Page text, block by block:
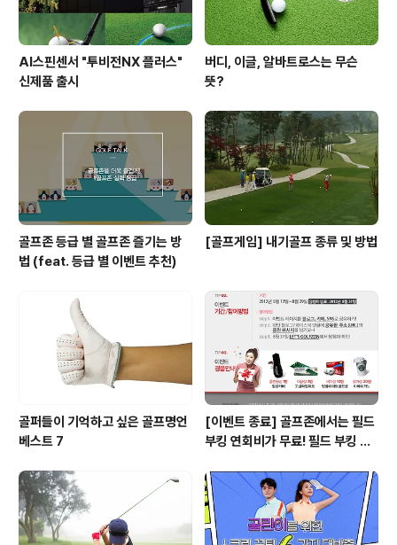
AI스핀센서 "투비전NX 플러스"
신제품 출시
버디, 이글, 알바트로스는 무슨
뜻?
골프존 등급 별 골프존 즐기는 방
법 (feat. 등급 별 이벤트 추천)
[골프게임] 내기골프 종류 및 방법
골퍼들이 기억하고 싶은 골프명언
베스트 7
[이벤트 종료] 골프존에서는 필드
부킹 연회비가 무료! 필드 부킹 노